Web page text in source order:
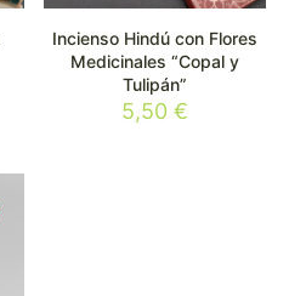
Incienso Hindú con Flores
Medicinales “Copal y
Tulipán”
5,50 €